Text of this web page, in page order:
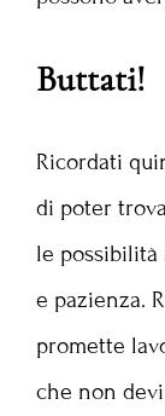
Buttati!
Ricordati
di poter
le possibilità
e pazienza.
promette
che non